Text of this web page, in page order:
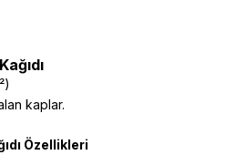
kaplar.
Özellikleri